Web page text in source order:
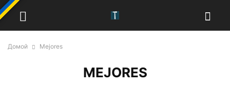
Домой Mejores
MEJORES